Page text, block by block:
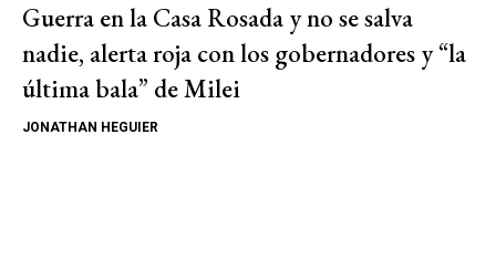
Guerra en la Casa Rosada y no se salva
nadie, alerta roja con los gobernadores y “la
última bala” de Milei
JONATHAN HEGUIER